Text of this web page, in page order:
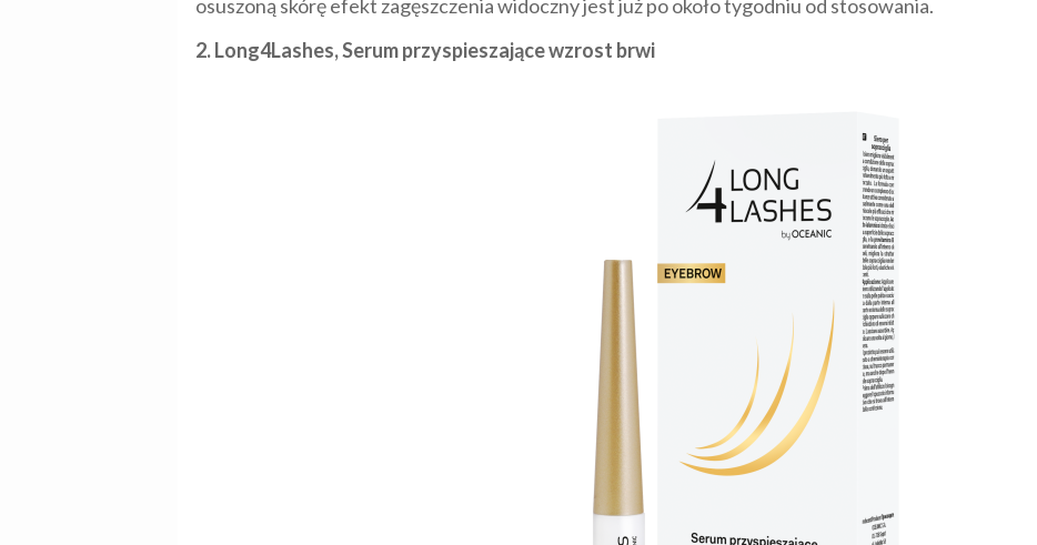
osuszoną skórę efekt zagęszczenia widoczny jest już po około tygodniu od stosowania.
2. Long4Lashes, Serum przyspieszające wzrost brwi